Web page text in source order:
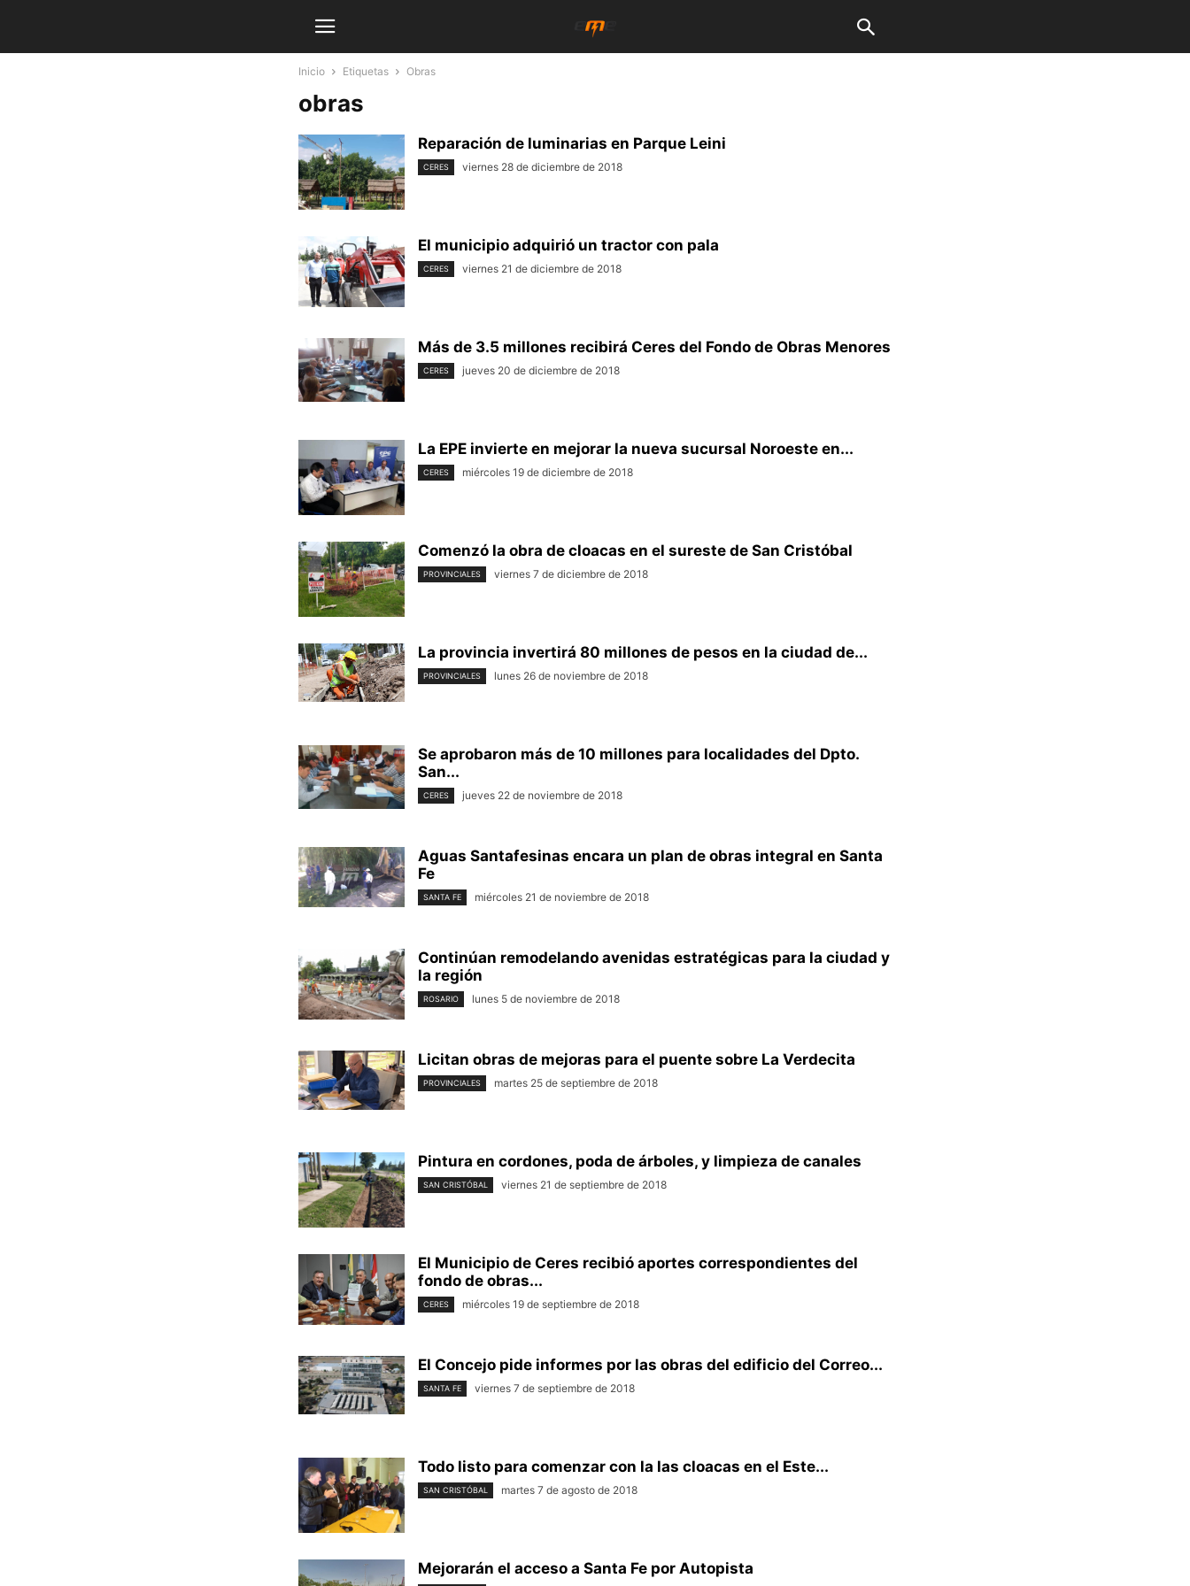
Inicio Etiquetas Obras
obras
Reparación de luminarias en Parque Leini
CERES viernes 28 de diciembre de 2018
El municipio adquirió un tractor con pala
CERES viernes 21 de diciembre de 2018
Más de 3.5 millones recibirá Ceres del Fondo de Obras Menores
CERES jueves 20 de diciembre de 2018
La EPE invierte en mejorar la nueva sucursal Noroeste en...
CERES miércoles 19 de diciembre de 2018
Comenzó la obra de cloacas en el sureste de San Cristóbal
PROVINCIALES viernes 7 de diciembre de 2018
La provincia invertirá 80 millones de pesos en la ciudad de...
PROVINCIALES lunes 26 de noviembre de 2018
Se aprobaron más de 10 millones para localidades del Dpto.
San...
CERES jueves 22 de noviembre de 2018
Aguas Santafesinas encara un plan de obras integral en Santa
Fe
SANTA FE miércoles 21 de noviembre de 2018
Continúan remodelando avenidas estratégicas para la ciudad y
la región
ROSARIO lunes 5 de noviembre de 2018
Licitan obras de mejoras para el puente sobre La Verdecita
PROVINCIALES martes 25 de septiembre de 2018
Pintura en cordones, poda de árboles, y limpieza de canales
SAN CRISTÓBAL viernes 21 de septiembre de 2018
El Municipio de Ceres recibió aportes correspondientes del
fondo de obras...
CERES miércoles 19 de septiembre de 2018
El Concejo pide informes por las obras del edificio del Correo...
SANTA FE viernes 7 de septiembre de 2018
Todo listo para comenzar con la las cloacas en el Este...
SAN CRISTÓBAL martes 7 de agosto de 2018
Mejorarán el acceso a Santa Fe por Autopista